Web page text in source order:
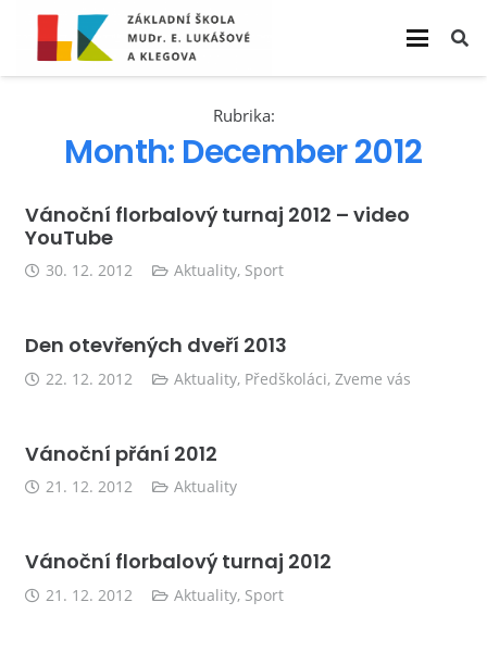
Rubrika:
Month: December 2012
Vánoční florbalový turnaj 2012 – video
YouTube
30. 12. 2012 Aktuality, Sport
Den otevřených dveří 2013
22. 12. 2012 Aktuality, Předškoláci,Zveme vás
Vánoční přání 2012
21. 12. 2012 Aktuality
Vánoční florbalový turnaj 2012
21. 12. 2012 Aktuality, Sport